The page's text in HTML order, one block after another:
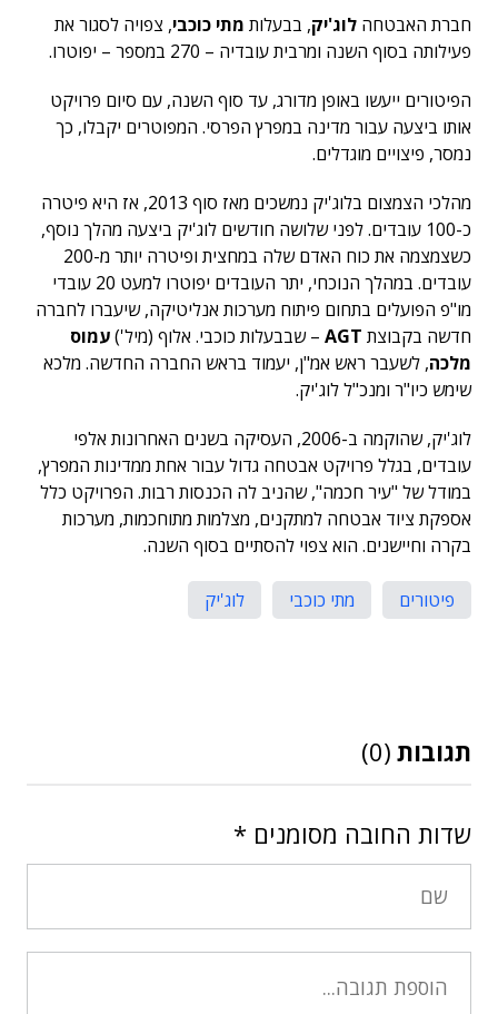
חברת האבטחה לוג'יק, בבעלות מתי כוכבי, צפויה לסגור את
פעילותה בסוף השנה ומרבית עובדיה – 270 במספר – יפוטרו.
הפיטורים ייעשו באופן מדורג, עד סוף השנה, עם סיום פרויקט
אותו ביצעה עבור מדינה במפרץ הפרסי. המפוטרים יקבלו, כך
נמסר, פיצויים מוגדלים.
מהלכי הצמצום בלוג'יק נמשכים מאז סוף 2013, אז היא פיטרה
כ-100 עובדים. לפני שלושה חודשים לוג'יק ביצעה מהלך נוסף,
כשצמצמה את כוח האדם שלה במחצית ופיטרה יותר מ-200
עובדים. במהלך הנוכחי, יתר העובדים יפוטרו למעט 20 עובדי
מו"פ הפועלים בתחום פיתוח מערכות אנליטיקה, שיעברו לחברה
חדשה בקבוצת AGT – שבבעלות כוכבי. אלוף (מיל')עמוס
מלכה, לשעבר ראש אמ"ן, יעמוד בראש החברה החדשה. מלכא
שימש כיו"ר ומנכ"ל לוג'יק.
לוג'יק, שהוקמה ב-2006, העסיקה בשנים האחרונות אלפי
עובדים, בגלל פרויקט אבטחה גדול עבור אחת ממדינות המפרץ,
במודל של "עיר חכמה", שהניב לה הכנסות רבות. הפרויקט כלל
אספקת ציוד אבטחה למתקנים, מצלמות מתוחכמות, מערכות
בקרה וחיישנים. הוא צפוי להסתיים בסוף השנה.
פיטורים מתי כוכבי לוג'יק
תגובות (0)
שדות החובה מסומנים *